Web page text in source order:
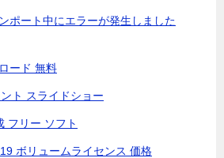
ポート中にエラーが発生しました
ード 無料
ト スライドショー
フリー ソフト
ボリュームライセンス 価格